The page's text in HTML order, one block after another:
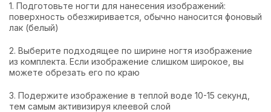
1. Подготовьте ногти для нанесения изображений:
поверхность обезжиривается, обычно наносится фоновый
лак (белый)
2. Выберите подходящее по ширине ногтя изображение
из комплекта. Если изображение слишком широкое, вы
можете обрезать его по краю
3. Подержите изображение в теплой воде 10-15 секунд,
тем самым активизируя клеевой слой